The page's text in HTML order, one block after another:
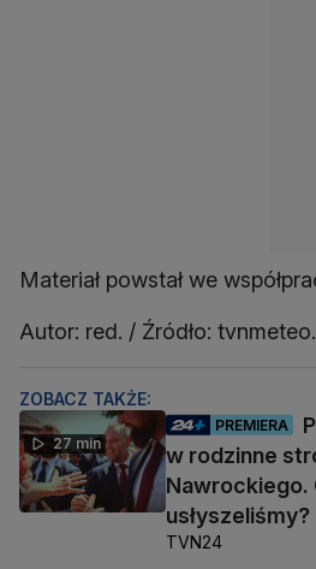
Materiał powstał we
Autor: red. / Źródło:
ZOBACZ TAKŻE:
27 min
PREMIERA
w rodzinne
Nawrockiego.
usłyszeliśmy?
TVN24